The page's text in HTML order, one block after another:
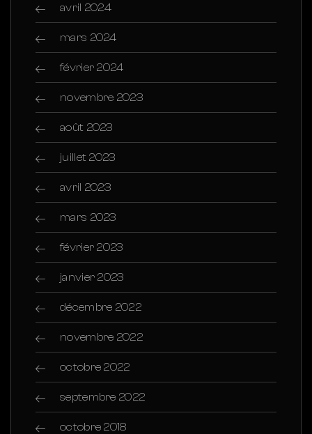
avril 2024
mars 2024
février 2024
novembre 2023
août 2023
juillet 2023
avril 2023
mars 2023
février 2023
janvier 2023
décembre 2022
novembre 2022
octobre 2022
septembre 2022
octobre 2018